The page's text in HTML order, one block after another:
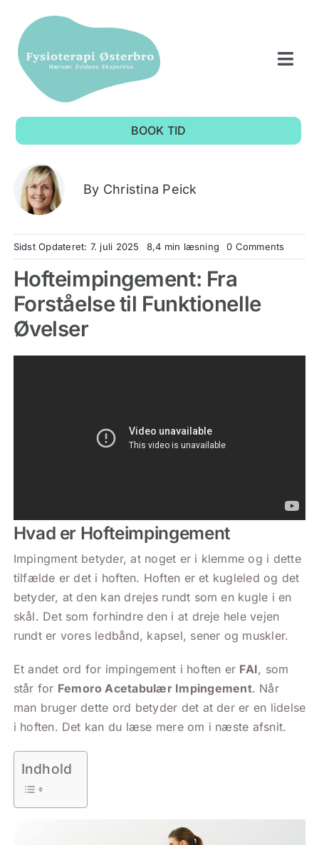
content
Forside
Fysioterapi
OM OS
Anmeldelser
Priser
Blog
BOOK TID
By Christina Peick
Sidst Opdateret: 7. juli 2025 8,4 min læsning 0 Commentson
Hofteimpingement: Fra
Forståelse til Funktionelle
Øvelser
Hvad er Hofteimpingement
Impingment betyder, at noget er i klemme og i dette
tilfælde er det i hoften. Hoften er et kugleled og det
betyder, at den kan drejes rundt som en kugle i en
skål. Det som forhindre den i at dreje hele vejen
rundt er vores ledbånd, kapsel, sener og muskler.
Et andet ord for impingement i hoften er FAI, som
står for Femoro Acetabulær Impingement. Når
man bruger dette ord betyder det at der er en lidelse
i hoften. Det kan du læse mere om i næste afsnit.
Indhold